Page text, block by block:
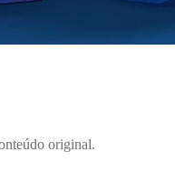
original.